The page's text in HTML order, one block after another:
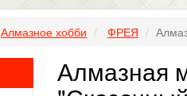
Алмазное хобби ФРЕЯ
Алмазная